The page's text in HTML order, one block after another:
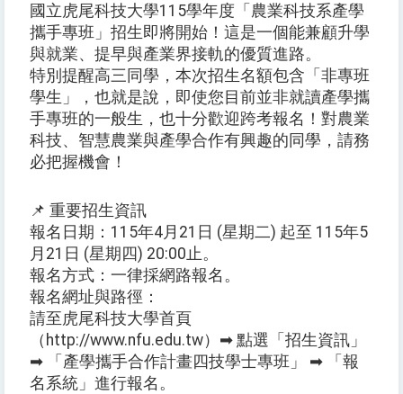
國立虎尾科技大學115學年度「農業科技系產學
攜手專班」招生即將開始！這是一個能兼顧升學
與就業、提早與產業界接軌的優質進路。
特別提醒高三同學，本次招生名額包含「非專班
學生」，也就是說，即使您目前並非就讀產學攜
手專班的一般生，也十分歡迎跨考報名！對農業
科技、智慧農業與產學合作有興趣的同學，請務
必把握機會！
📌 重要招生資訊
報名日期：115年4月21日 (星期二) 起至 115年5
月21日 (星期四) 20:00止。
報名方式：一律採網路報名。
報名網址與路徑：
請至虎尾科技大學首頁
（http://www.nfu.edu.tw）➡ 點選「招生資訊」
➡ 「產學攜手合作計畫四技學士專班」 ➡ 「報
名系統」進行報名。